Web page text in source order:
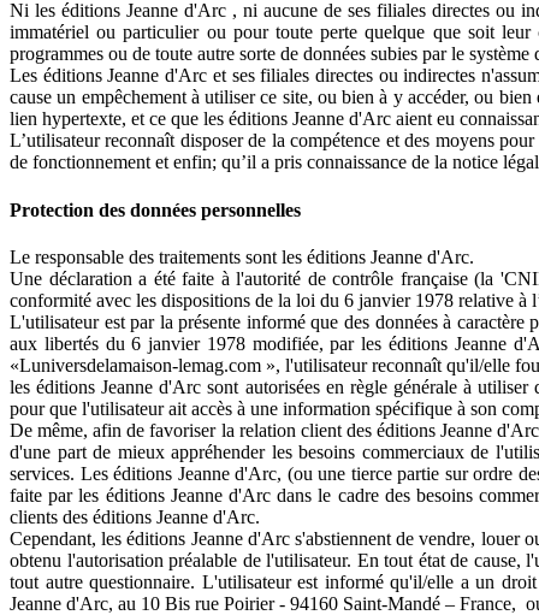
Ni les éditions Jeanne d'Arc , ni aucune de ses filiales directes ou
immatériel ou particulier ou pour toute perte quelque que soit
programmes ou de toute autre sorte de données subies par le
Les éditions Jeanne d'Arc et ses filiales directes ou indirectes
cause un empêchement à utiliser ce site, ou bien à y accéder, ou
lien hypertexte, et ce que les éditions Jeanne d'Arc aient eu
L’utilisateur reconnaît disposer de la compétence et des moyens
de fonctionnement et enfin; qu’il a pris connaissance de la notice
Protection des données personnelles
Le responsable des traitements sont les éditions Jeanne d'Arc.
Une déclaration a été faite à l'autorité de contrôle française (la
conformité avec les dispositions de la loi du 6 janvier 1978 relative
L'utilisateur est par la présente informé que des données à
aux libertés du 6 janvier 1978 modifiée, par les éditions Jeanne
«Luniversdelamaison-lemag.com », l'utilisateur reconnaît qu'il/elle
les éditions Jeanne d'Arc sont autorisées en règle générale à
pour que l'utilisateur ait accès à une information spécifique à son
De même, afin de favoriser la relation client des éditions Jeanne
d'une part de mieux appréhender les besoins commerciaux de
services. Les éditions Jeanne d'Arc, (ou une tierce partie sur ordre
faite par les éditions Jeanne d'Arc dans le cadre des besoins
clients des éditions Jeanne d'Arc.
Cependant, les éditions Jeanne d'Arc s'abstiennent de vendre, louer
obtenu l'autorisation préalable de l'utilisateur. En tout état de cause,
tout autre questionnaire. L'utilisateur est informé qu'il/elle a un
Jeanne d'Arc, au 10 Bis rue Poirier - 94160 Saint-Mandé – France,